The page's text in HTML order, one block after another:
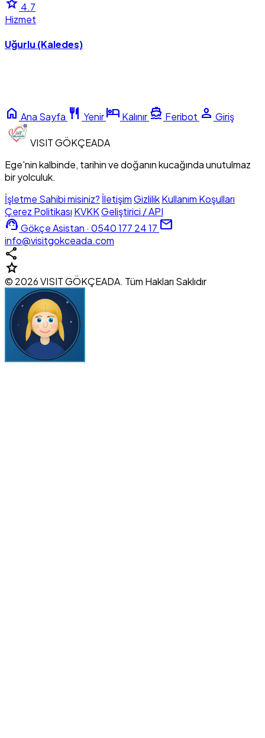
star 4.7
Hizmet
Uğurlu (Kaledes)
home Ana Sayfa restaurant Yenirhotel Kalınır directions_boat Feribot person Giriş
VISITGÖKÇEADA
Ege'nin kalbinde, tarihin ve doğanın kucağında unutulmaz
bir yolculuk.
İşletme Sahibi misiniz? İletişimGizlilikKullanım Koşulları
Çerez Politikası KVKKGeliştirici / API
support_agent Gökçe Asistan · 0540 177 24 17 mail
info@visitgokceada.com
share
star
© 2026 VISIT GÖKÇEADA. Tüm Hakları Saklıdır